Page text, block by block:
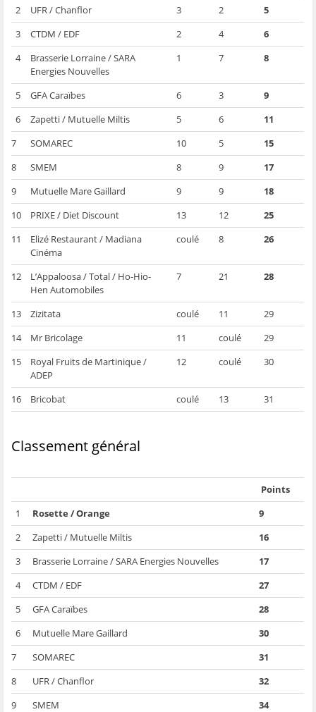
2
UFR / Chanflor 3 2
5
3
CTDM / EDF 2 4
6
4
Brasserie Lorraine / SARA
Energies Nouvelles
1 7 8
5 GFA Caraïbes 6 3
9
6
Zapetti / Mutuelle Miltis 5 6
11
7
SOMAREC 10 5
15
8
SMEM 8 9
17
9
Mutuelle Mare Gaillard 9 9
18
10
PRIXE / Diet Discount 13 12
25
11
Elizé Restaurant / Madiana
Cinéma
coulé 8 26
12
L’Appaloosa / Total / Ho-Hio-
Hen Automobiles
7 21 28
13 Zizitata coulé 11
29
14
Mr Bricolage 11 coulé
29
15
Royal Fruits de Martinique /
ADEP
12 coulé 30
16 Bricobat coulé 13 31
Classement général
Points
1
Rosette / Orange
9
2
Zapetti / Mutuelle Miltis
16
3
Brasserie Lorraine / SARA Energies Nouvelles
17
4
CTDM / EDF
27
5
GFA Caraïbes
28
6
Mutuelle Mare Gaillard
30
7
SOMAREC
31
8
UFR / Chanflor
32
9
SMEM
34